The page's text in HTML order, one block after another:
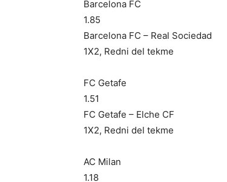
Barcelona FC
1.85
Barcelona FC – Real Sociedad
1X2, Redni del tekme
FC Getafe
1.51
FC Getafe – Elche CF
1X2, Redni del tekme
AC Milan
1.18